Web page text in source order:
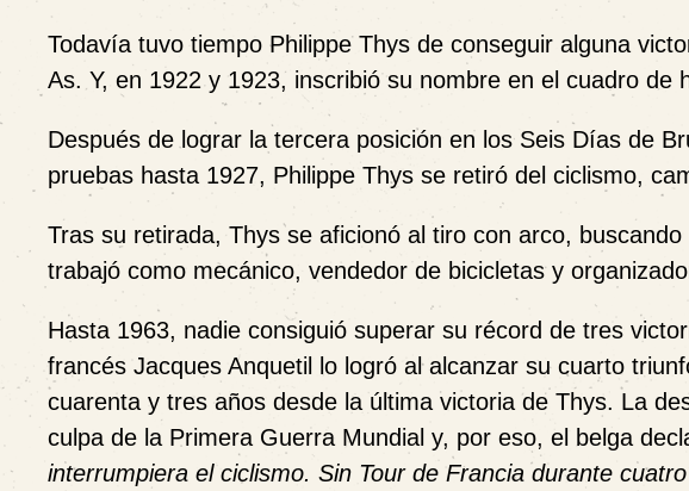
Todavía tuvo tiempo Philippe Thys de conseguir alguna
As. Y, en 1922 y 1923, inscribió su nombre en el cuadro de
Después de lograr la tercera posición en los Seis Días de
pruebas hasta 1927, Philippe Thys se retiró del ciclismo,
Tras su retirada, Thys se aficionó al tiro con arco,
trabajó como mecánico, vendedor de bicicletas y
Hasta 1963, nadie consiguió superar su récord de tres
francés Jacques Anquetil lo logró al alcanzar su cuarto
cuarenta y tres años desde la última victoria de Thys. La
culpa de la Primera Guerra Mundial y, por eso, el belga
interrumpiera el ciclismo. Sin Tour de Francia durante